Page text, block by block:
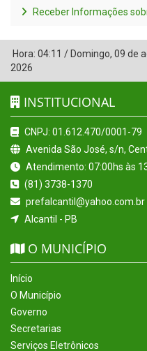
Receber Informações
Hora: 04:11 / Domingo, 09 de
2026
INSTITUCIONAL
CNPJ: 01.612.470/0001-79
Avenida São José, s/n,
Atendimento: 07:00hs às
(81) 3738-1370
prefalcantil@yahoo.com.br
Alcantil - PB
O MUNICÍPIO
Início
O Município
Governo
Secretarias
Serviços Eletrônicos